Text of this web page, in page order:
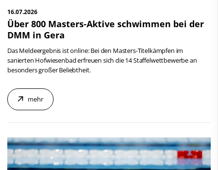
16.07.2026
Über 800 Masters-Aktive schwimmen bei der
DMM in Gera
Das Meldeergebnis ist online: Bei den Masters-Titelkämpfen im
sanierten Hofwiesenbad erfreuen sich die 14 Staffelwettbewerbe an
besonders großer Beliebtheit.
mehr